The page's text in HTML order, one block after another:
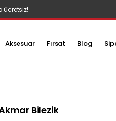
ücretsiz!
Aksesuar Fırsat Blog
Bilezik